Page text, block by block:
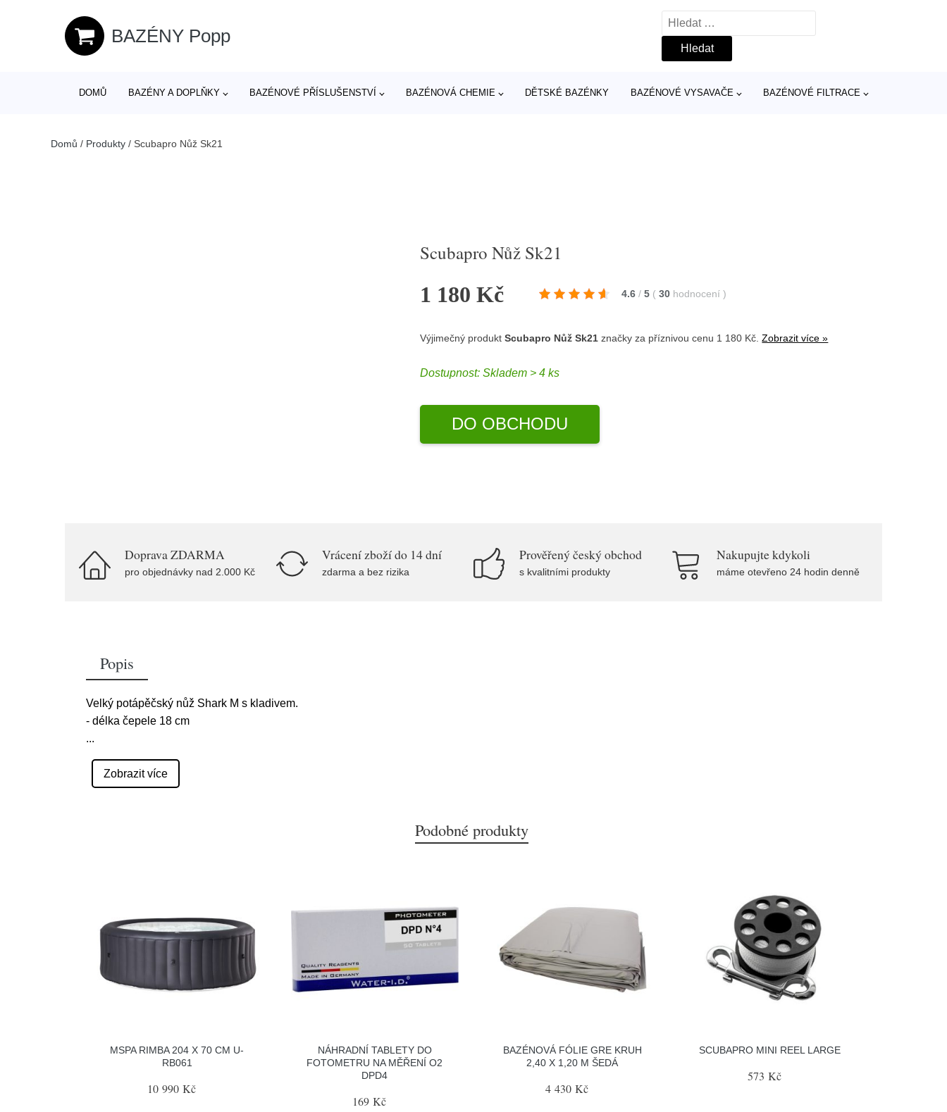
BAZÉNY Popp
Vyhledávání
DOMŮ BAZÉNY A DOPLŇKY BAZÉNOVÉ PŘÍSLUŠENSTVÍ BAZÉNOVÁ CHEMIE DĚTSKÉ BAZÉNKY BAZÉNOVÉ VYSAVAČE BAZÉNOVÉ FILTRACE
Domů / Produkty / Scubapro Nůž Sk21
Scubapro Nůž Sk21
1 180 Kč 4.6 / 5 ( 30 hodnocení)
Výjimečný produktScubapro Nůž Sk21 značkyza příznivou cenu 1 180 Kč.Zobrazit více »
Dostupnost:Skladem > 4 ks
DO OBCHODU
Doprava ZDARMA
pro objednávky nad 2.000 Kč
Vrácení zboží do 14 dní
zdarma a bez rizika
Prověřený český obchod
s kvalitními produkty
Nakupujte kdykoli
máme otevřeno 24 hodin denně
Popis
Velký potápěčský nůž Shark M s kladivem.
- délka čepele 18 cm
...
Zobrazit více
Podobné produkty
MSPA RIMBA 204 X 70 CM U-
RB061
10 990 Kč
NÁHRADNÍ TABLETY DO
FOTOMETRU NA MĚŘENÍ O2
DPD4
169 Kč
BAZÉNOVÁ FÓLIE GRE KRUH
2,40 X 1,20 M ŠEDÁ
4 430 Kč
SCUBAPRO MINI REEL LARGE
573 Kč